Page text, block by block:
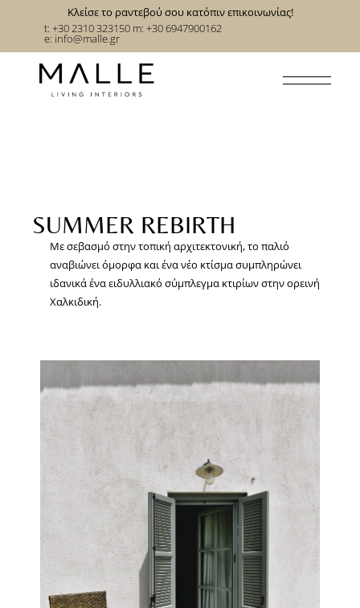
t: +30 2310 323150 m: +30 6947900162
e: info@malle.gr
Κλείσε το ραντεβού σου κατόπιν επικοινωνίας!
SUMMER REBIRTH
Με σεβασμό στην τοπική αρχιτεκτονική, το παλιό
αναβιώνει όμορφα και ένα νέο κτίσμα συμπληρώνει
ιδανικά ένα ειδυλλιακό σύμπλεγμα κτιρίων στην ορεινή
Χαλκιδική.